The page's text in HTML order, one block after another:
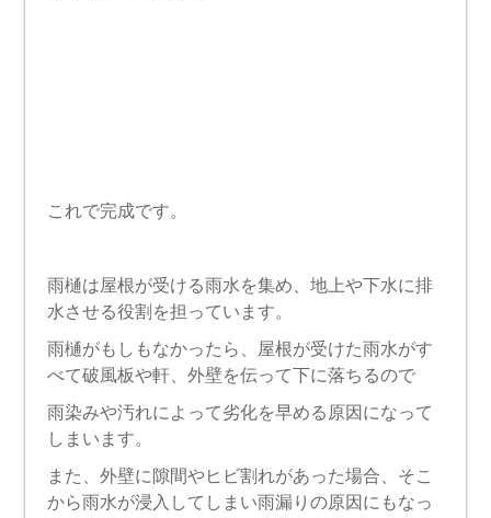
これで完成です。
雨樋は屋根が受ける雨水を集め、地上や下水に排
水させる役割を担っています。
雨樋がもしもなかったら、屋根が受けた雨水がす
べて破風板や軒、外壁を伝って下に落ちるので
雨染みや汚れによって劣化を早める原因になって
しまいます。
また、外壁に隙間やヒビ割れがあった場合、そこ
から雨水が浸入してしまい雨漏りの原因にもなっ